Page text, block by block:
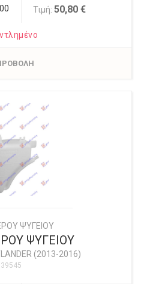
Τιμή: 50,80 €
ΨΥΓΕΙΟΥ
ΨΥΓΕΙΟΥ
(2013-2016)